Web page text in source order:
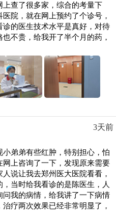
上查了很多家，综合的考量下
院，就在网上预约了个诊号，
的医生技术水平是真好，对待
不贵，给我开了半个月的药，
3天前
弟弟有些红肿，特别担心，怕
上咨询了一下，发现原来需要
说让我去郑州医大医院看看，
当时给我看诊的是陈医生，人
我的病情，给我讲了一下病情
疗两次效果已经非常明显了，